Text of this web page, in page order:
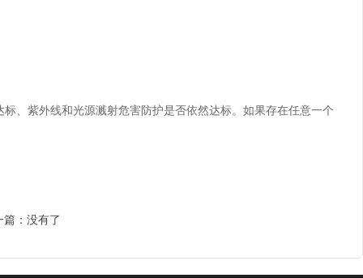
紫外线和光源溅射危害防护是否依然达标。如果存在任意一个
篇：没有了